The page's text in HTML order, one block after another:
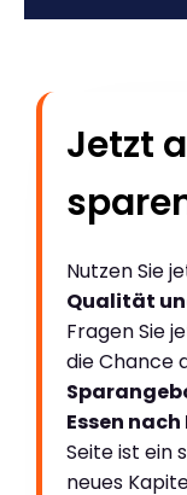
Jetzt
Nutzen Sie
Qualität
Fragen Sie
die Chance
Essen
Seite ist ein
neues